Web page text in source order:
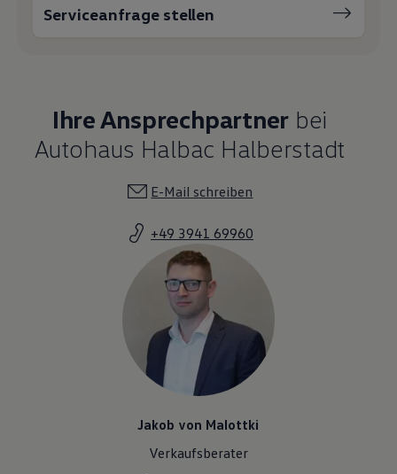
Serviceanfrage stellen
Ihre Ansprechpartner bei
Autohaus Halbac Halberstadt
E-Mail schreiben
+49 3941 69960
Jakob von Malottki
Verkaufsberater